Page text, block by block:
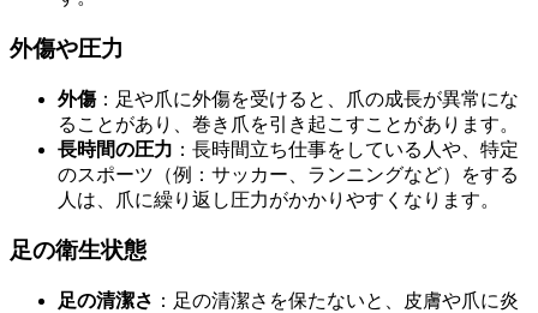
外傷や圧力
外傷：足や爪に外傷を受けると、爪の成長が異常にな
ることがあり、巻き爪を引き起こすことがあります。
長時間の圧力 ：長時間立ち仕事をしている人や、特定
のスポーツ（例：サッカー、ランニングなど）をする
人は、爪に繰り返し圧力がかかりやすくなります。
足の衛生状態
足の清潔さ ：足の清潔さを保たないと、皮膚や爪に炎